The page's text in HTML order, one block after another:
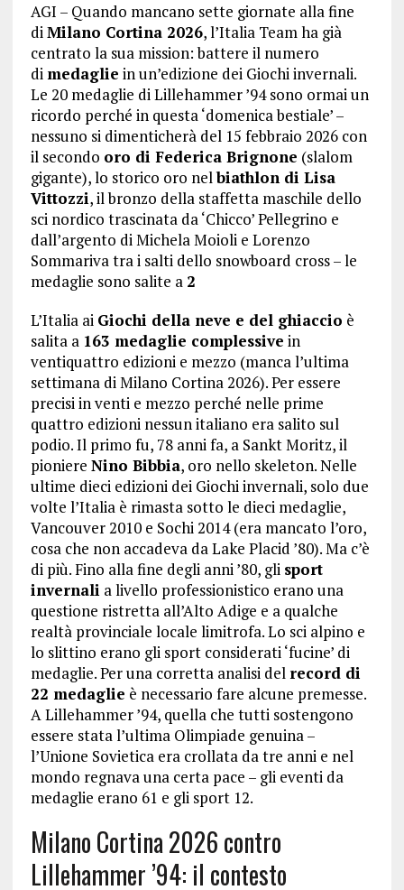
AGI – Quando mancano sette giornate alla fine
diMilano Cortina 2026, l’Italia Team ha già
centrato la sua mission: battere il numero
di medaglie in un’edizione dei Giochi invernali.
Le 20 medaglie di Lillehammer ’94 sono ormai un
ricordo perché in questa ‘domenica bestiale’ –
nessuno si dimenticherà del 15 febbraio 2026 con
il secondo oro di Federica Brignone (slalom
gigante), lo storico oro nelbiathlon di Lisa
Vittozzi, il bronzo della staffetta maschile dello
sci nordico trascinata da ‘Chicco’ Pellegrino e
dall’argento di Michela Moioli e Lorenzo
Sommariva tra i salti dello snowboard cross – le
medaglie sono salite a 2
L’Italia ai Giochi della neve e del ghiaccio è
salita a 163 medaglie complessive in
ventiquattro edizioni e mezzo (manca l’ultima
settimana di Milano Cortina 2026). Per essere
precisi in venti e mezzo perché nelle prime
quattro edizioni nessun italiano era salito sul
podio. Il primo fu, 78 anni fa, a Sankt Moritz, il
pioniere Nino Bibbia, oro nello skeleton. Nelle
ultime dieci edizioni dei Giochi invernali, solo due
volte l’Italia è rimasta sotto le dieci medaglie,
Vancouver 2010 e Sochi 2014 (era mancato l’oro,
cosa che non accadeva da Lake Placid ’80). Ma c’è
di più. Fino alla fine degli anni ’80, gli sport
invernali a livello professionistico erano una
questione ristretta all’Alto Adige e a qualche
realtà provinciale locale limitrofa. Lo sci alpino e
lo slittino erano gli sport considerati ‘fucine’ di
medaglie. Per una corretta analisi del record di
22 medaglie è necessario fare alcune premesse.
A Lillehammer ’94, quella che tutti sostengono
essere stata l’ultima Olimpiade genuina –
l’Unione Sovietica era crollata da tre anni e nel
mondo regnava una certa pace – gli eventi da
medaglie erano 61 e gli sport 12.
Milano Cortina 2026 contro
Lillehammer ’94: il contesto